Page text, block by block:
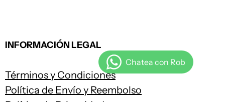
INFORMACIÓN LEGAL
Términos y Condiciones
Política de Envío y Reembolso